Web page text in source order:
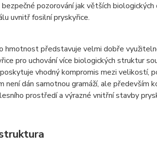
pozorování jak větších
uvnitř fosilní pryskyřice.
hmotnost představuje velmi dobře
pro uchování více biologických struktur
vhodný kompromis mezi velikostí,
není dán samotnou gramáží, ale především
prostředí a výrazné vnitřní stavby